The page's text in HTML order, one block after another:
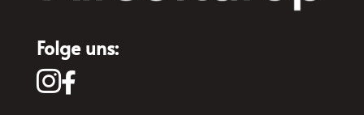
Folge uns:
